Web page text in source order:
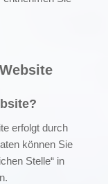
erfolgt durch
können Sie
Stelle“ in